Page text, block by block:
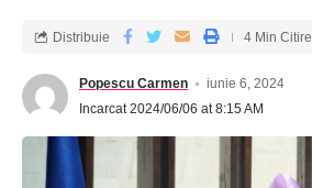
Popescu Carmen
iunie 6, 2024
Incarcat 2024/06/06 at 8:15 AM
Distribuie 4 Min Citire